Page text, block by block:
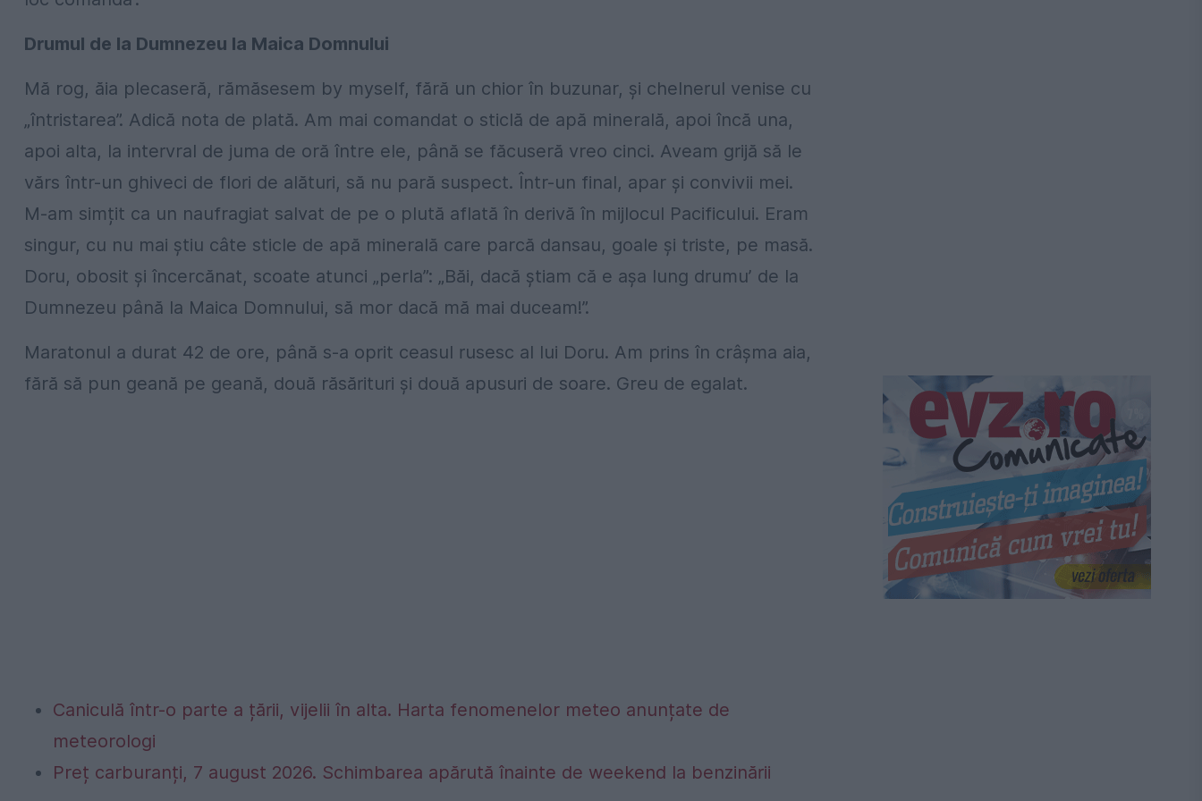
Drumul de la Dumnezeu la Maica Domnului
Mă rog, ăia plecaseră, rămăsesem by myself, fără un chior în buzunar, și chelnerul venise cu
„întristarea”. Adică nota de plată. Am mai comandat o sticlă de apă minerală, apoi încă una,
apoi alta, la intervral de juma de oră între ele, până se făcuseră vreo cinci. Aveam grijă să le
vărs într-un ghiveci de flori de alături, să nu pară suspect. Într-un final, apar și convivii mei.
M-am simțit ca un naufragiat salvat de pe o plută aflată în derivă în mijlocul Pacificului. Eram
singur, cu nu mai știu câte sticle de apă minerală care parcă dansau, goale și triste, pe masă.
Doru, obosit și încercănat, scoate atunci „perla”: „Băi, dacă știam că e așa lung drumu’ de la
Dumnezeu până la Maica Domnului, să mor dacă mă mai duceam!”.
Maratonul a durat 42 de ore, până s-a oprit ceasul rusesc al lui Doru. Am prins în crâșma aia,
fără să pun geană pe geană, două răsărituri și două apusuri de soare. Greu de egalat.
Caniculă într-o parte a țării, vijelii în alta. Harta fenomenelor meteo anunțate de
meteorologi
Preț carburanți, 7 august 2026. Schimbarea apărută înainte de weekend la benzinării